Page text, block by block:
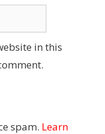
in this
spam. Learn